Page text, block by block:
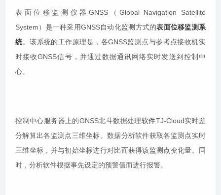
表面位移监测仪器GNSS（Global Navigation Satellite
System）是一种采用GNSS自动化监测方式的表面位移监测系
统。该系统的工作原理是，各GNSS监测点与参考点接收机实
时接收GNSS信号，并通过数据通讯网络实时发送到控制中
心。
控制中心服务器上的GNSS北斗数据处理软件TJ-Cloud实时差
分解算出各监测点三维坐标。数据分析软件获取各监测点实时
三维坐标，并与初始坐标进行对比而获得该监测点变化量。同
时，分析软件根据事先设定的预警值而进行报警。